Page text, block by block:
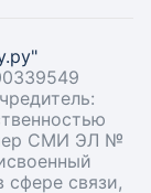
СМИ ЭЛ №
связи,